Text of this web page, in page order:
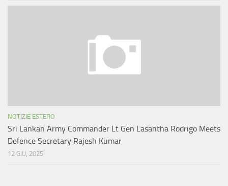
NOTIZIE ESTERO
Sri Lankan Army Commander Lt Gen Lasantha Rodrigo Meets
Defence Secretary Rajesh Kumar
12 GIU, 2025